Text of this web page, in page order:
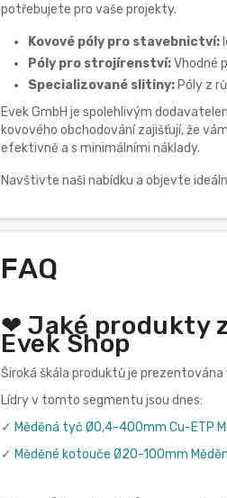
potřebujete pro vaše projekty.
Kovové póly pro stavebnictví:
Póly pro strojírenství:Vhodné
Specializované slitiny: Póly z
Evek GmbH je spolehlivým
kovového obchodování zajišťují, že
efektivně a s minimálními náklady.
Navštivte naši nabídku a objevte
FAQ
❤ Jaké produkty
Evek Shop
Široká škála produktů je prezentována
Lídry v tomto segmentu jsou dnes:
✓ Měděná tyč Ø0,4-400mm Cu-ETP
✓ Měděné kotouče Ø20-100mm